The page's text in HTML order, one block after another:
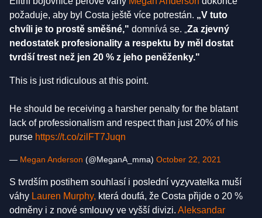
požaduje, aby byl Costa ještě více potrestán. „V tuto
chvíli je to prostě směšné," domnívá se. Za zjevný
nedostatek profesionality a respektu by měl dostat
tvrdší trest než jen 20 % z jeho peněženky."
This is just ridiculous at this point.
He should be receiving a harsher penalty for the blatant
lack of professionalism and respect than just 20% of his
purse https://t.co/zilFT7Juqn
— Megan Anderson (@MeganA_mma) October 22, 2021
S tvrdším postihem souhlasí i poslední vyzyvatelka muší
váhy Lauren Murphy, která doufá, že Costa přijde o 20 %
odměny i z nové smlouvy ve vyšší divizi. Aleksandar